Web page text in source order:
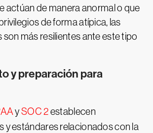
actúan de manera anormal o que
de forma atípica, las
más resilientes ante este tipo
y preparación para
ySOC 2establecen
y estándares relacionados con la